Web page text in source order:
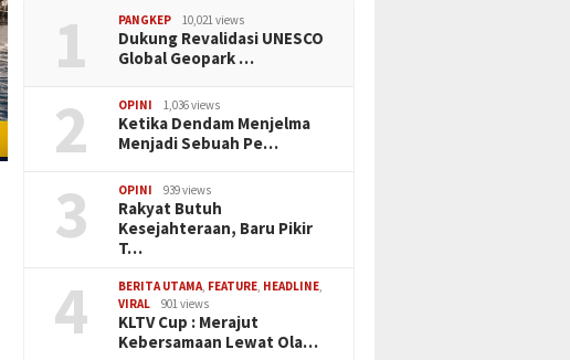
1 PANGKEP 10,021 views
Dukung Revalidasi UNESCO
Global Geopark …
2 OPINI 1,036 views
Ketika Dendam Menjelma
Menjadi Sebuah Pe…
3 OPINI 939 views
Rakyat Butuh
Kesejahteraan, Baru Pikir
T…
4 BERITA UTAMA FEATURE HEADLINE
VIRAL
901 views
KLTV Cup : Merajut
Kebersamaan Lewat Ola…